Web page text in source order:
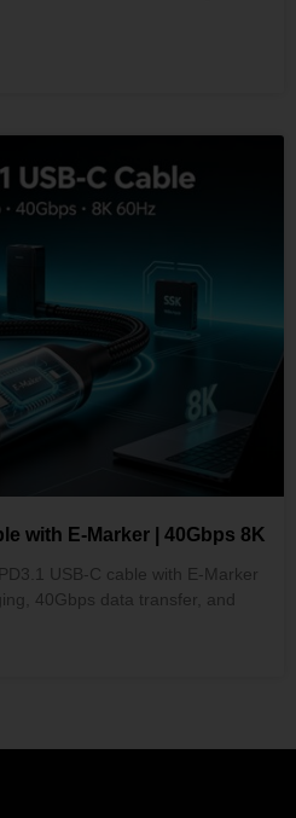
with E-Marker | 40Gbps 8K
USB-C cable with E-Marker
40Gbps data transfer, and